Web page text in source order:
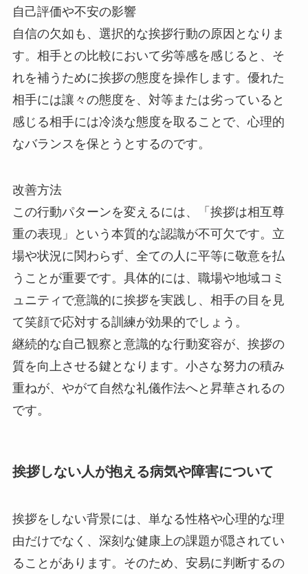
自己評価や不安の影響
自信の欠如も、選択的な挨拶行動の原因となりま
す。相手との比較において劣等感を感じると、そ
れを補うために挨拶の態度を操作します。優れた
相手には讓々の態度を、対等または劣っていると
感じる相手には冷淡な態度を取ることで、心理的
なバランスを保とうとするのです。
改善方法
この行動パターンを変えるには、「挨拶は相互尊
重の表現」という本質的な認識が不可欠です。立
場や状況に関わらず、全ての人に平等に敬意を払
うことが重要です。具体的には、職場や地域コミ
ュニティで意識的に挨拶を実践し、相手の目を見
て笑顔で応対する訓練が効果的でしょう。
継続的な自己観察と意識的な行動変容が、挨拶の
質を向上させる鍵となります。小さな努力の積み
重ねが、やがて自然な礼儀作法へと昇華されるの
です。
挨拶しない人が抱える病気や障害について
挨拶をしない背景には、単なる性格や心理的な理
由だけでなく、深刻な健康上の課題が隠されてい
ることがあります。そのため、安易に判断するの